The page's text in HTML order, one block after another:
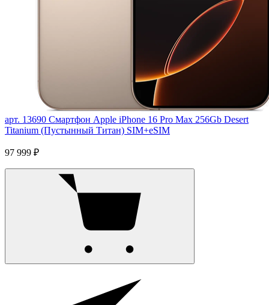
арт. 13690 Смартфон Apple iPhone 16 Pro Max 256Gb Desert
Titanium (Пустынный Титан) SIM+eSIM
97 999 ₽